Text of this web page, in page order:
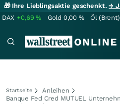
🎁 Ihre Lieblingsaktie geschenkt.→
DAX +0,69% Gold 0,00 % Öl (Brent)
Startseite
Anleihen
Banque Fed Cred MUTUEL